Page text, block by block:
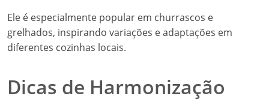
Ele é especialmente popular em churrascos e
grelhados, inspirando variações e adaptações em
diferentes cozinhas locais.
Dicas de Harmonização